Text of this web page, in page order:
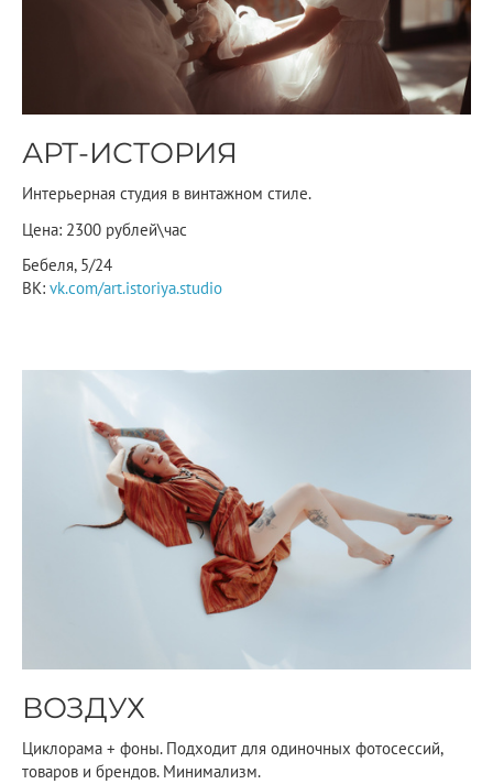
АРТ-ИСТОРИЯ
Интерьерная студия в винтажном стиле.
Цена: 2300 рублей\час
Бебеля, 5/24
ВК: vk.com/art.istoriya.studio
ВОЗДУХ
Циклорама + фоны. Подходит для одиночных фотосессий,
товаров и брендов. Минимализм.